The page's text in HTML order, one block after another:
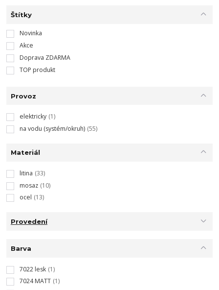
Štítky
Novinka
Akce
Doprava ZDARMA
TOP produkt
Provoz
elektricky (1)
na vodu (systém/okruh) (55)
Materiál
litina (33)
mosaz (10)
ocel (13)
Provedení
Barva
7022 lesk (1)
7024 MATT (1)